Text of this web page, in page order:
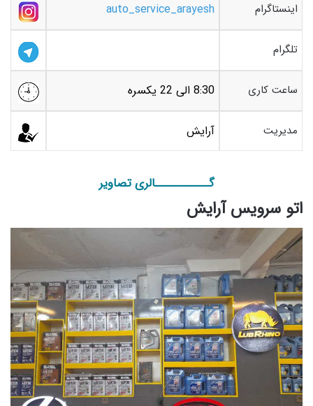
اینستاگرام auto_service_arayesh
تلگرام
ساعت کاری 8:30 الی 22 یکسره
مدیریت آرایش
گـــــــــــالری تصاویر
اتو سرویس آرایش